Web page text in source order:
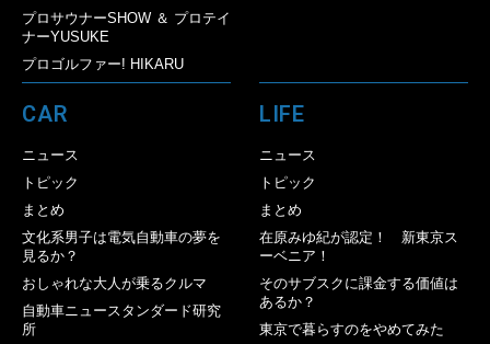
プロサウナーSHOW ＆ プロテイ
ナーYUSUKE
プロゴルファー! HIKARU
CAR
ニュース
トピック
まとめ
文化系男子は電気自動車の夢を
見るか？
おしゃれな大人が乗るクルマ
自動車ニュースタンダード研究
所
LIFE
ニュース
トピック
まとめ
在原みゆ紀が認定！ 新東京ス
ーベニア！
そのサブスクに課金する価値は
あるか？
東京で暮らすのをやめてみた